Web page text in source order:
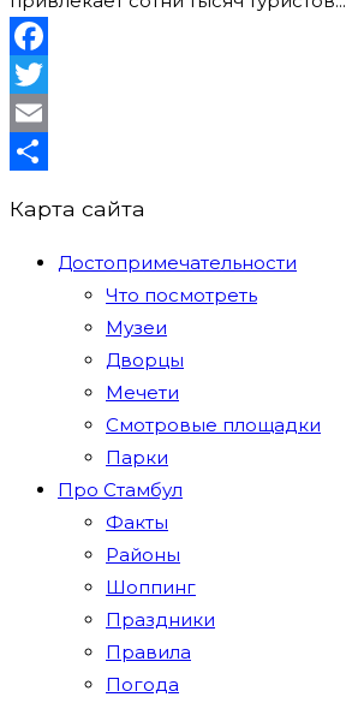
Facebook
Twitter
Email
Карта сайта
Достопримечательности
Что посмотреть
Музеи
Дворцы
Мечети
Смотровые площадки
Парки
Про Стамбул
Факты
Районы
Шоппинг
Праздники
Правила
Погода